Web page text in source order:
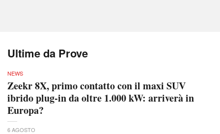
Ultime da Prove
NEWS
Zeekr 8X, primo contatto con il maxi SUV
ibrido plug-in da oltre 1.000 kW: arriverà in
Europa?
6 AGOSTO